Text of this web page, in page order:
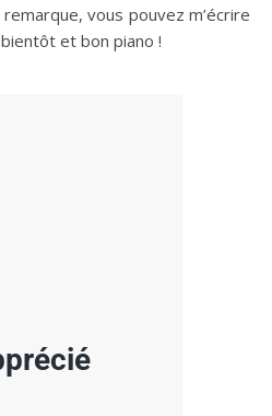
vous pouvez m’écrire
et bon piano !